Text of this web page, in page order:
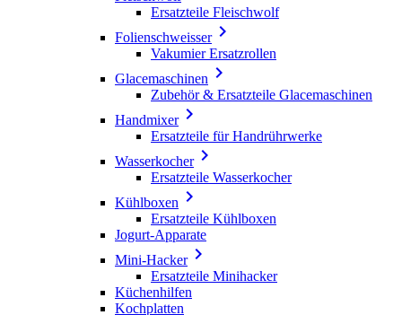
Ersatzteile Fleischwolf
Folienschweisser
Vakumier Ersatzrollen
Glacemaschinen 
Zubehör & Ersatzteile Glacemaschinen
Handmixer
Ersatzteile für Handrührwerke
Wasserkocher
Ersatzteile Wasserkocher
Kühlboxen 
Ersatzteile Kühlboxen
Jogurt-Apparate
Mini-Hacker
Ersatzteile Minihacker
Küchenhilfen
Kochplatten